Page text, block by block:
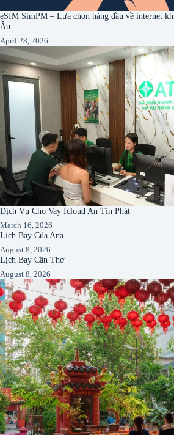
eSIM SimPM – Lựa chọn hàng đầu về internet
Âu
April 28, 2026
Dịch Vụ Cho Vay Icloud An Tín Phát
March 16, 2026
Lịch Bay Của Ana
August 8, 2026
Lịch Bay Cần Thơ
August 8, 2026